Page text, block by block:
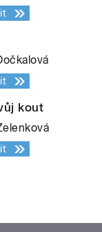
kout